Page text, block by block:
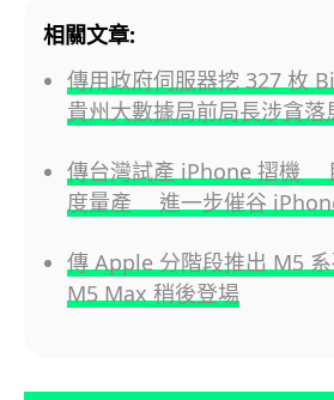
相關文章:
傳用政府伺服器挖 327 枚
貴州大數據局前局長涉貪落
傳台灣試產 iPhone 摺機
度量產 進一步催谷
傳 Apple 分階段推出 M5
M5 Max 稍後登場